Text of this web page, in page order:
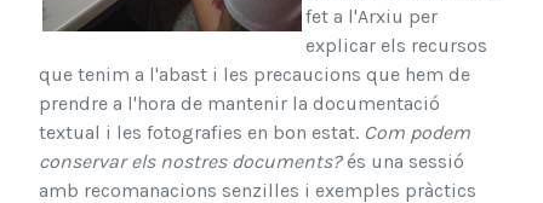
fet a l'Arxiu per
explicar els recursos
que tenim a l'abast i les precaucions que hem de
prendre a l'hora de mantenir la documentació
textual i les fotografies en bon estat. Com podem
conservar els nostres documents?és una sessió
amb recomanacions senzilles i exemples pràctics